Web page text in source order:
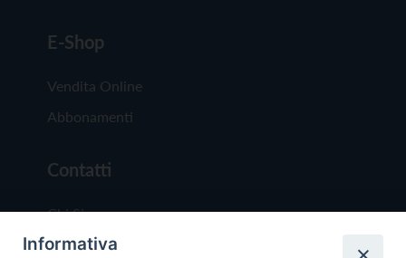
E-Shop
Vendita Online
Abbonamenti
Contatti
Chi Siamo
Redazione
Informativa